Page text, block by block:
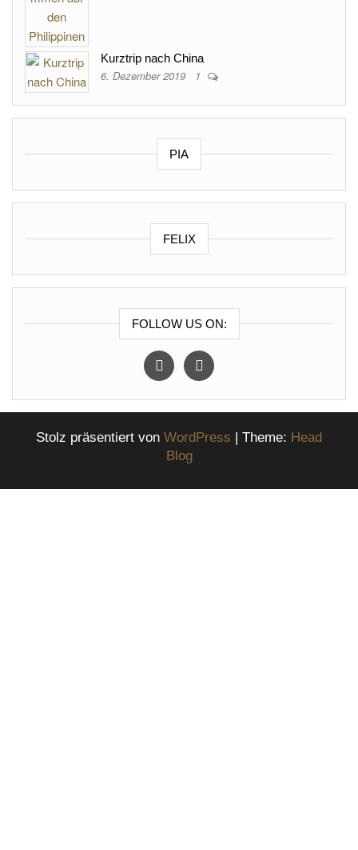
Kurztrip nach China
6. Dezember 2019 1
PIA
FELIX
FOLLOW US ON:
instagramfacebook
Stolz präsentiert von WordPress | Theme: Head
Blog